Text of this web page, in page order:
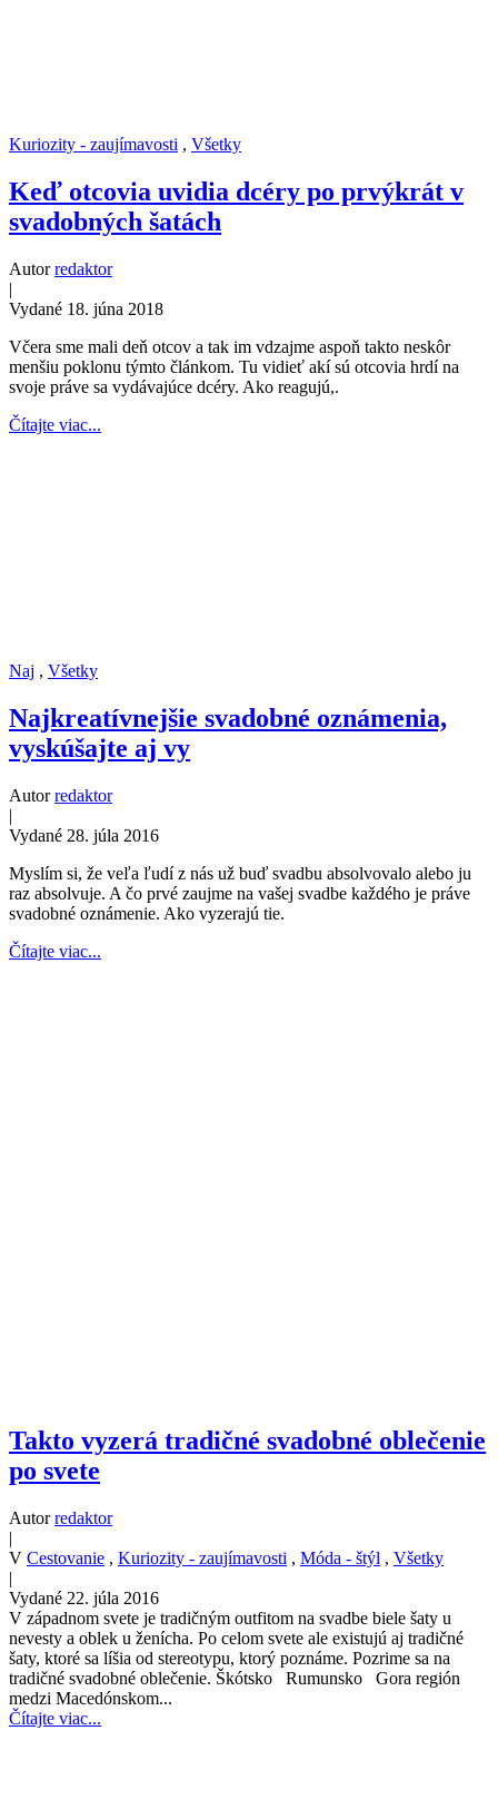
Kuriozity - zaujímavosti , Všetky
Keď otcovia uvidia dcéry po prvýkrát v
svadobných šatách
Autorredaktor
|
Vydané 18. júna 2018
Včera sme mali deň otcov a tak im vdzajme aspoň takto neskôr
menšiu poklonu týmto článkom. Tu vidieť akí sú otcovia hrdí na
svoje práve sa vydávajúce dcéry. Ako reagujú,.
Čítajte viac...
Naj , Všetky
Najkreatívnejšie svadobné oznámenia,
vyskúšajte aj vy
Autorredaktor
|
Vydané 28. júla 2016
Myslím si, že veľa ľudí z nás už buď svadbu absolvovalo alebo ju
raz absolvuje. A čo prvé zaujme na vašej svadbe každého je práve
svadobné oznámenie. Ako vyzerajú tie.
Čítajte viac...
Takto vyzerá tradičné svadobné oblečenie
po svete
Autorredaktor
|
V Cestovanie , Kuriozity - zaujímavosti , Móda - štýl , Všetky
|
Vydané 22. júla 2016
V západnom svete je tradičným outfitom na svadbe biele šaty u
nevesty a oblek u ženícha. Po celom svete ale existujú aj tradičné
šaty, ktoré sa líšia od stereotypu, ktorý poznáme. Pozrime sa na
tradičné svadobné oblečenie. Škótsko Rumunsko Gora región
medzi Macedónskom...
Čítajte viac...